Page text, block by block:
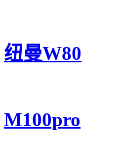
纽曼W80
M100pro